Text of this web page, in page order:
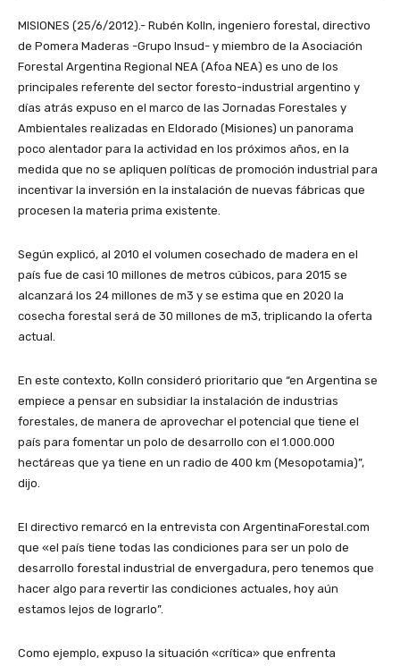
MISIONES (25/6/2012).- Rubén Kolln, ingeniero forestal, directivo
de Pomera Maderas -Grupo Insud- y miembro de la Asociación
Forestal Argentina Regional NEA (Afoa NEA) es uno de los
principales referente del sector foresto-industrial argentino y
días atrás expuso en el marco de las Jornadas Forestales y
Ambientales realizadas en Eldorado (Misiones) un panorama
poco alentador para la actividad en los próximos años, en la
medida que no se apliquen políticas de promoción industrial para
incentivar la inversión en la instalación de nuevas fábricas que
procesen la materia prima existente.
Según explicó, al 2010 el volumen cosechado de madera en el
país fue de casi 10 millones de metros cúbicos, para 2015 se
alcanzará los 24 millones de m3 y se estima que en 2020 la
cosecha forestal será de 30 millones de m3, triplicando la oferta
actual.
En este contexto, Kolln consideró prioritario que “en Argentina se
empiece a pensar en subsidiar la instalación de industrias
forestales, de manera de aprovechar el potencial que tiene el
país para fomentar un polo de desarrollo con el 1.000.000
hectáreas que ya tiene en un radio de 400 km (Mesopotamia)”,
dijo.
El directivo remarcó en la entrevista con ArgentinaForestal.com
que «el país tiene todas las condiciones para ser un polo de
desarrollo forestal industrial de envergadura, pero tenemos que
hacer algo para revertir las condiciones actuales, hoy aún
estamos lejos de lograrlo”.
Como ejemplo, expuso la situación «crítica» que enfrenta